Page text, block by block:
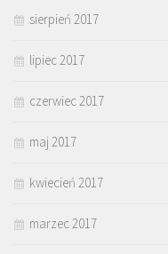
sierpień 2017
lipiec 2017
czerwiec 2017
maj 2017
kwiecień 2017
marzec 2017